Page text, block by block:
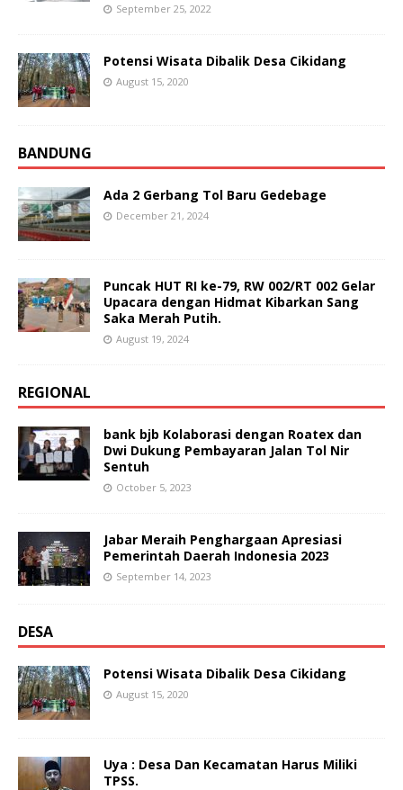
September 25, 2022
Potensi Wisata Dibalik Desa Cikidang
August 15, 2020
BANDUNG
Ada 2 Gerbang Tol Baru Gedebage
December 21, 2024
Puncak HUT RI ke-79, RW 002/RT 002 Gelar
Upacara dengan Hidmat Kibarkan Sang
Saka Merah Putih.
August 19, 2024
REGIONAL
bank bjb Kolaborasi dengan Roatex dan
Dwi Dukung Pembayaran Jalan Tol Nir
Sentuh
October 5, 2023
Jabar Meraih Penghargaan Apresiasi
Pemerintah Daerah Indonesia 2023
September 14, 2023
DESA
Potensi Wisata Dibalik Desa Cikidang
August 15, 2020
Uya : Desa Dan Kecamatan Harus Miliki
TPSS.